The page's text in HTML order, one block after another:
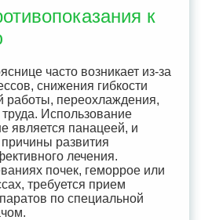
к
часто возникает из-за
снижения гибкости
работы, переохлаждения,
Использование
является панацеей, и
развития
лечения.
почек, геморрое или
требуется прием
по специальной